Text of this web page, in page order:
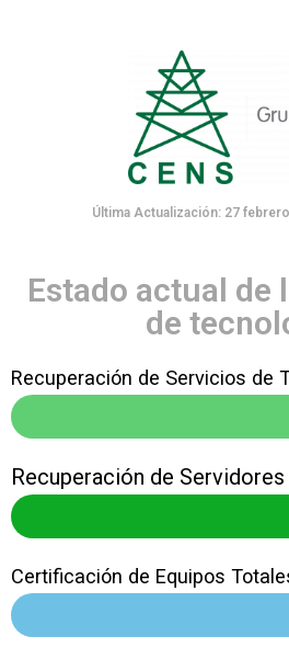
Última Actualización: 27
Estado actual de
de
Recuperación de Servicios de
Recuperación de Servidores​
Certificación de Equipos